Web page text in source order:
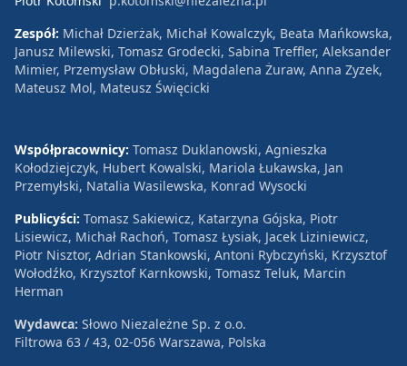
Zespół: Michał Dzierżak, Michał Kowalczyk, Beata Mańkowska,
Janusz Milewski, Tomasz Grodecki, Sabina Treffler, Aleksander
Mimier, Przemysław Obłuski, Magdalena Żuraw, Anna Zyzek,
Mateusz Mol, Mateusz Święcicki
Współpracownicy: Tomasz Duklanowski, Agnieszka
Kołodziejczyk, Hubert Kowalski, Mariola Łukawska, Jan
Przemyłski, Natalia Wasilewska, Konrad Wysocki
Publicyści: Tomasz Sakiewicz, Katarzyna Gójska, Piotr
Lisiewicz, Michał Rachoń, Tomasz Łysiak, Jacek Liziniewicz,
Piotr Nisztor, Adrian Stankowski, Antoni Rybczyński, Krzysztof
Wołodźko, Krzysztof Karnkowski, Tomasz Teluk, Marcin
Herman
Wydawca: Słowo Niezależne Sp. z o.o.
Filtrowa 63 / 43, 02-056 Warszawa, Polska